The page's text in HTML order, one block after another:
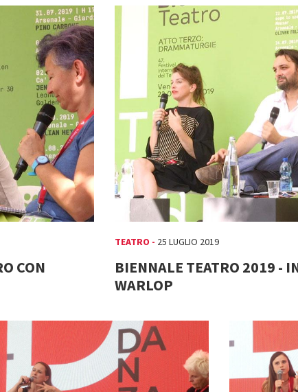
CON
TEATRO - 25 LUGLIO 2019
BIENNALE TEATRO 2019 -
WARLOP